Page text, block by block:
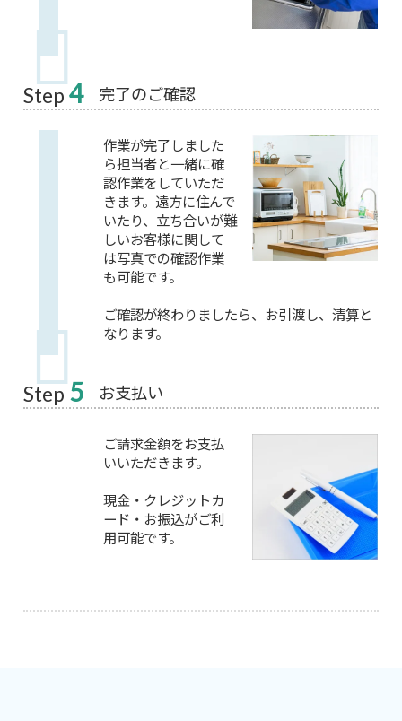
Step 4 完了のご確認
作業が完了しました
ら担当者と一緒に確
認作業をしていただ
きます。遠方に住んで
いたり、立ち合いが難
しいお客様に関して
は写真での確認作業
も可能です。
ご確認が終わりましたら、お引渡し、清算と
なります。
Step 5 お支払い
ご請求金額をお支払
いいただきます。
現金・クレジットカ
ード・お振込がご利
用可能です。